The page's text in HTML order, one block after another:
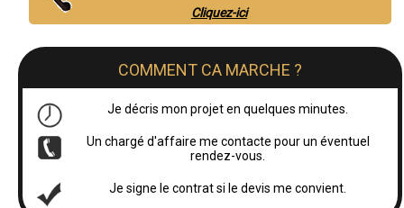
Cliquez-ici
COMMENT CA MARCHE ?
Je décris mon projet en quelques minutes.
Un chargé d'affaire me contacte pour un éventuel
rendez-vous.
Je signe le contrat si le devis me convient.